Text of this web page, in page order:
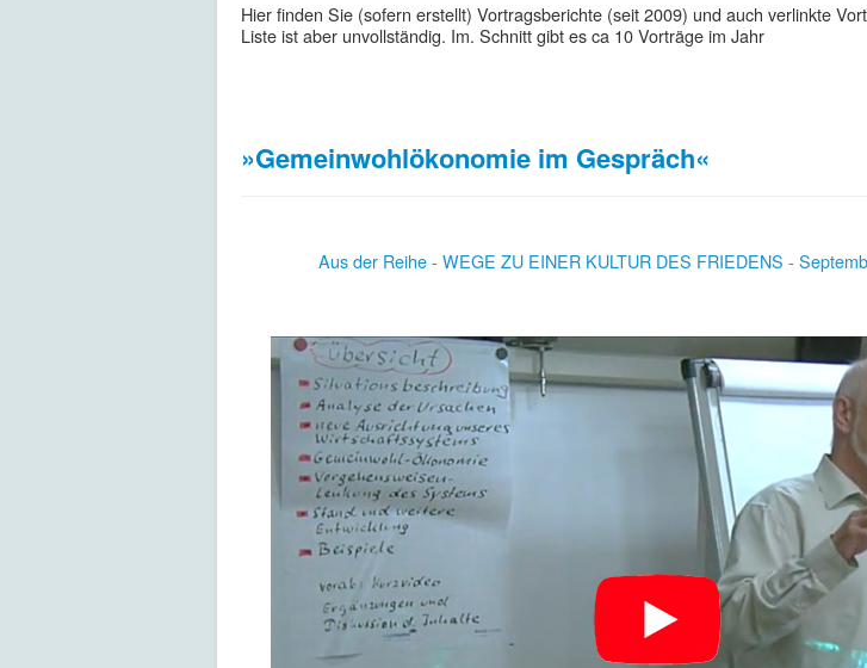
Hier finden Sie (sofern erstellt) Vortragsberichte (seit 2009) und auch verlinkte
Liste ist aber unvollständig. Im. Schnitt gibt es ca 10 Vorträge im Jahr
»Gemeinwohlökonomie im Gespräch«
Aus der Reihe - WEGE ZU EINER KULTUR DES FRIEDENS -